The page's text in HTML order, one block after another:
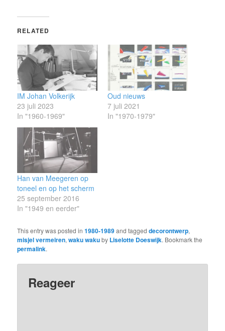
RELATED
IM Johan Volkerijk
23 juli 2023
In "1960-1969"
Oud nieuws
7 juli 2021
In "1970-1979"
Han van Meegeren op
toneel en op het scherm
25 september 2016
In "1949 en eerder"
This entry was posted in1980-1989and taggeddecorontwerp,
misjel vermeiren,waku wakuby Liselotte Doeswijk. Bookmark the
permalink.
Reageer